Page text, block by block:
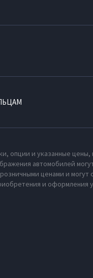
опции и указанные цены,
автомобилей
ценами и могут
и оформления